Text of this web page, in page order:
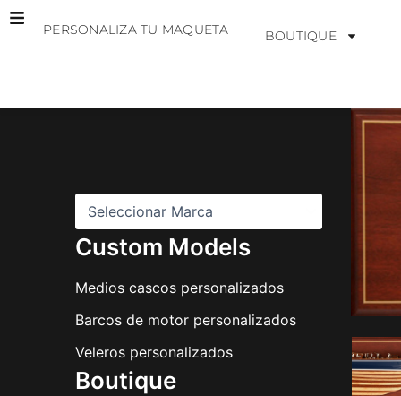
PERSONALIZA TU MAQUETA BOUTIQUE
Custom Models
Medios cascos personalizados
Barcos de motor personalizados
Veleros personalizados
Boutique